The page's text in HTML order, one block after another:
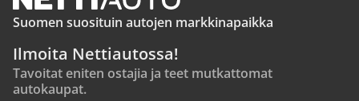
Suomen suosituin autojen markkinapaikka
Ilmoita Nettiautossa!
Tavoitat eniten ostajia ja teet mutkattomat
autokaupat.